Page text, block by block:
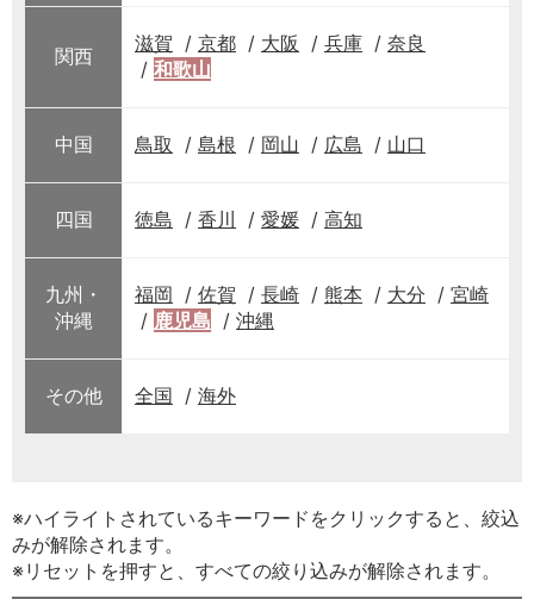
関西
滋賀 京都 大阪 兵庫
奈良
和歌山
中国 鳥取 島根 岡山 広島 山口
四国 徳島 香川 愛媛 高知
九州・
沖縄
福岡 佐賀 長崎 熊本 大分
宮崎
鹿児島
沖縄
その他 全国 海外
※ハイライトされているキーワードをクリックすると、絞込
みが解除されます。
※リセットを押すと、すべての絞り込みが解除されます。